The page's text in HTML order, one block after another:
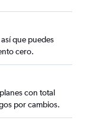
que puedes
cero.
con total
por cambios.